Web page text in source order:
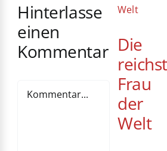
Hinterlasse
einen
Kommentar Die
Frau
der
Welt